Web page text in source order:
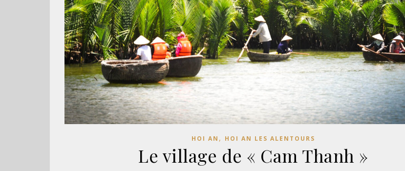
HOI AN , HOI AN LES ALENTOURS
Le village de « Cam Thanh »